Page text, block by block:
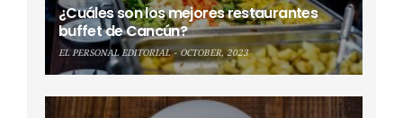
¿Cuáles son los mejores restaurantes
buffet de Cancún?
EL PERSONAL EDITORIAL OCTOBER, 2023